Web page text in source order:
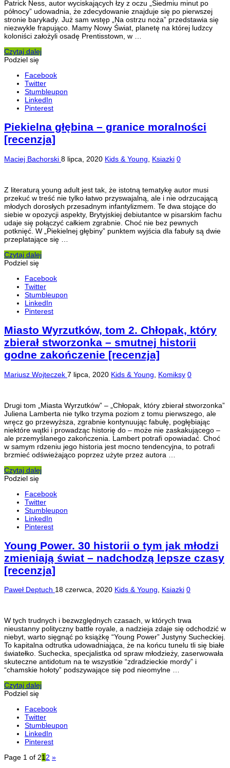
Patrick Ness, autor wyciskających łzy z oczu „Siedmiu minut po
północy” udowadnia, że zdecydowanie znajduje się po pierwszej
stronie barykady. Już sam wstęp „Na ostrzu noża” przedstawia się
niezwykle frapująco. Mamy Nowy Świat, planetę na której ludzcy
koloniści założyli osadę Prentisstown, w …
Czytaj dalej
Podziel się
Facebook
Twitter
Stumbleupon
LinkedIn
Pinterest
Piekielna głębina – granice moralności
[recenzja]
Maciej Bachorski 8 lipca, 2020 Kids & Young Ksiazki 0
Z literaturą young adult jest tak, że istotną tematykę autor musi
przekuć w treść nie tylko łatwo przyswajalną, ale i nie odrzucającą
młodych dorosłych przesadnym infantylizmem. Te dwa stojące do
siebie w opozycji aspekty, Brytyjskiej debiutantce w pisarskim fachu
udaje się połączyć całkiem zgrabnie. Choć nie bez pewnych
potknięć. W „Piekielnej głębiny” punktem wyjścia dla fabuły są dwie
przeplatające się …
Czytaj dalej
Podziel się
Facebook
Twitter
Stumbleupon
LinkedIn
Pinterest
Miasto Wyrzutków, tom 2. Chłopak, który
zbierał stworzonka – smutnej historii
godne zakończenie [recenzja]
Mariusz Wojteczek 7 lipca, 2020 Kids & Young Komiksy 0
Drugi tom „Miasta Wyrzutków” – „Chłopak, który zbierał stworzonka”
Juliena Lamberta nie tylko trzyma poziom z tomu pierwszego, ale
wręcz go przewyższa, zgrabnie kontynuując fabułę, pogłębiając
niektóre wątki i prowadząc historię do – może nie zaskakującego –
ale przemyślanego zakończenia. Lambert potrafi opowiadać. Choć
w samym rdzeniu jego historia jest mocno tendencyjna, to potrafi
brzmieć odświeżająco poprzez użyte przez autora …
Czytaj dalej
Podziel się
Facebook
Twitter
Stumbleupon
LinkedIn
Pinterest
Young Power. 30 historii o tym jak młodzi
zmieniają świat – nadchodzą lepsze czasy
[recenzja]
Paweł Deptuch 18 czerwca, 2020 Kids & Young, Ksiazki 0
W tych trudnych i bezwzględnych czasach, w których trwa
nieustanny polityczny battle royale, a nadzieja zdaje się odchodzić w
niebyt, warto sięgnąć po książkę “Young Power” Justyny Sucheckiej.
To kapitalna odtrutka udowadniająca, że na końcu tunelu tli się białe
światełko. Suchecka, specjalistka od spraw młodzieży, zaserwowała
skuteczne antidotum na te wszystkie “zdradzieckie mordy” i
“chamskie hołoty” podszywające się pod nieomylne …
Czytaj dalej
Podziel się
Facebook
Twitter
Stumbleupon
LinkedIn
Pinterest
Page 1 of 212 »